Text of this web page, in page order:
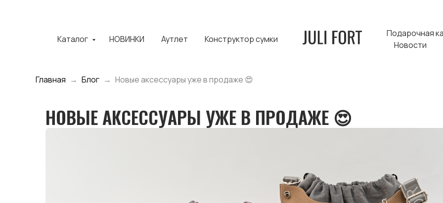
Каталог НОВИНКИ Аутлет Конструктор сумки
Подарочная
Новости
Главная Блог Новые аксессуары уже в продаже 😍
НОВЫЕ АКСЕССУАРЫ УЖЕ В ПРОДАЖЕ 😍